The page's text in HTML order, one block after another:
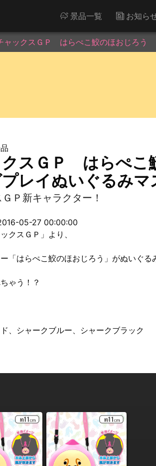
景品一覧 お知ら
ャックスＧＰ はらぺこ鮫のほおじろう
クスＧＰ はらぺ
レイぬいぐるみマ
Ｐ新キャラクター！
05-27 00:00:00
クスＧＰ」より、
「はらぺこ鮫のほおじろう」がぬいぐる
ゃう！？
、シャークブルー、シャークブラック